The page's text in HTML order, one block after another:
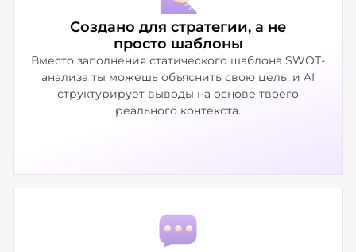
Создано для стратегии, а не
просто шаблоны
Вместо заполнения статического шаблона SWOT-
анализа ты можешь объяснить свою цель, и AI
структурирует выводы на основе твоего
реального контекста.